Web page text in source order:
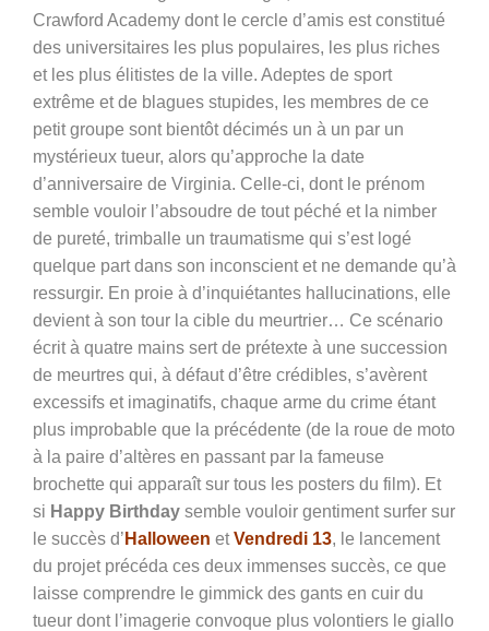
Crawford Academy dont le cercle d’amis est constitué
des universitaires les plus populaires, les plus riches
et les plus élitistes de la ville. Adeptes de sport
extrême et de blagues stupides, les membres de ce
petit groupe sont bientôt décimés un à un par un
mystérieux tueur, alors qu’approche la date
d’anniversaire de Virginia. Celle-ci, dont le prénom
semble vouloir l’absoudre de tout péché et la nimber
de pureté, trimballe un traumatisme qui s’est logé
quelque part dans son inconscient et ne demande qu’à
ressurgir. En proie à d’inquiétantes hallucinations, elle
devient à son tour la cible du meurtrier… Ce scénario
écrit à quatre mains sert de prétexte à une succession
de meurtres qui, à défaut d’être crédibles, s’avèrent
excessifs et imaginatifs, chaque arme du crime étant
plus improbable que la précédente (de la roue de moto
à la paire d’altères en passant par la fameuse
brochette qui apparaît sur tous les posters du film). Et
si Happy Birthday semble vouloir gentiment surfer sur
le succès d’ Halloween etVendredi 13, le lancement
du projet précéda ces deux immenses succès, ce que
laisse comprendre le gimmick des gants en cuir du
tueur dont l’imagerie convoque plus volontiers le giallo